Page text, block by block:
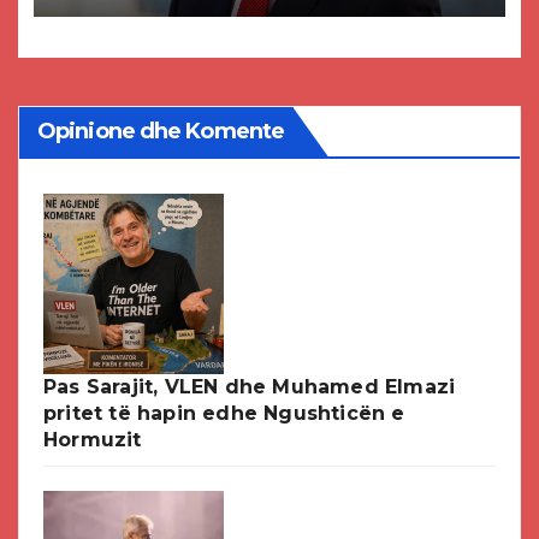
DPMNE-së
Opinione dhe Komente
Pas Sarajit, VLEN dhe Muhamed Elmazi
pritet të hapin edhe Ngushticën e
Hormuzit